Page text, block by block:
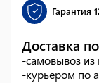
Гарантия
Доставка
-самовывоз из
-курьером по